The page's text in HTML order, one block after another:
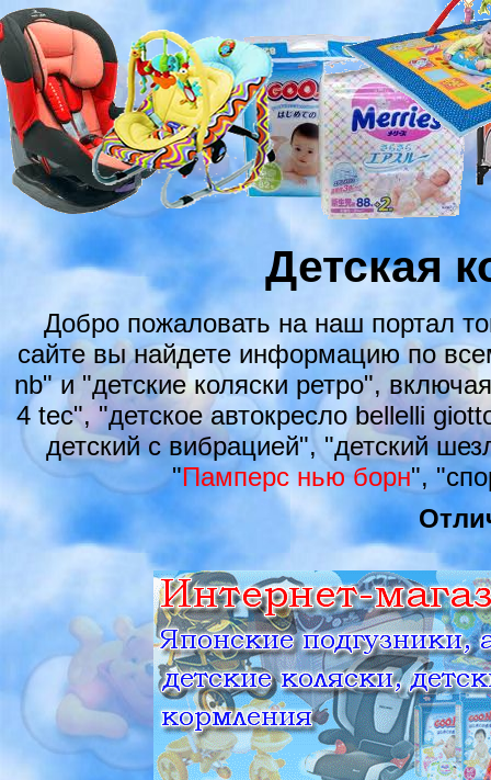
Детская
Добро пожаловать на наш портал
сайте вы найдете информацию по
nb" и "детские коляски ретро",
4 tec", "детское автокресло bellelli
детский с вибрацией", "детский
"Памперс нью борн",